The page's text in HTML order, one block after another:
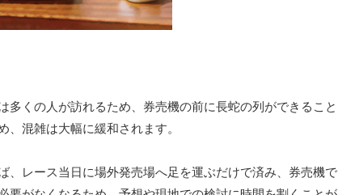
多くの人が訪れるため、券売機の前に長蛇の列ができること
混雑は大幅に緩和されます。
、レース当日に場外発売場へ足を運ぶだけで済み、券売機で